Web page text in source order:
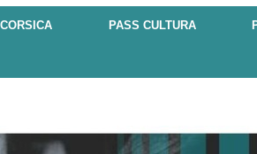
PASS CULTURA